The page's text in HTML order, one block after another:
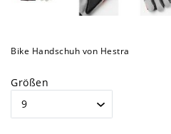
Bike Handschuh von Hestra
Größen